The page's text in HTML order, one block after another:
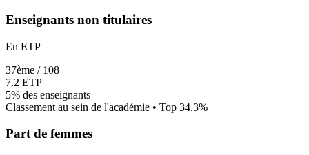
Enseignants non titulaires
En ETP
37ème / 108
7.2 ETP
5% des enseignants
Classement au sein de l'académie • Top 34.3%
Part de femmes